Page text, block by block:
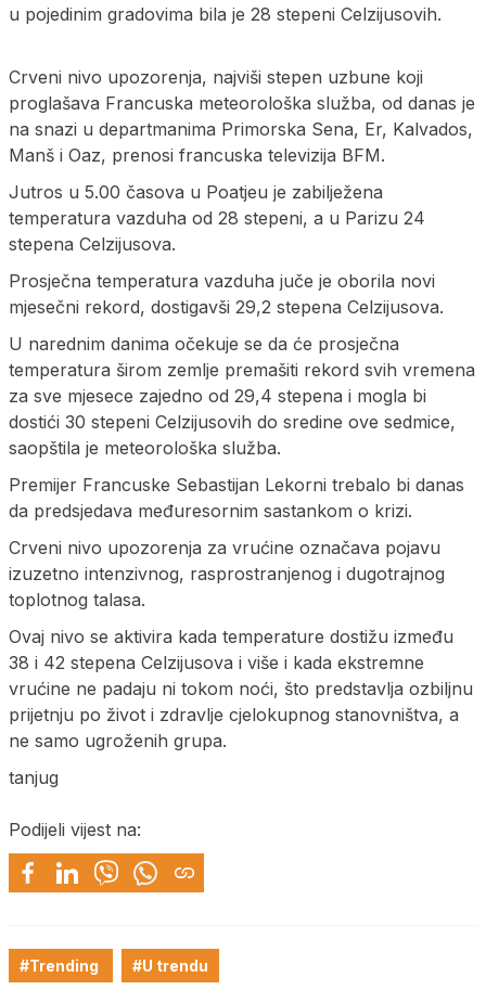
u pojedinim gradovima bila je 28 stepeni Celzijusovih.
Crveni nivo upozorenja, najviši stepen uzbune koji
proglašava Francuska meteorološka služba, od danas je
na snazi u departmanima Primorska Sena, Er, Kalvados,
Manš i Oaz, prenosi francuska televizija BFM.
Јutros u 5.00 časova u Poatjeu je zabilježena
temperatura vazduha od 28 stepeni, a u Parizu 24
stepena Celzijusova.
Prosječna temperatura vazduha juče je oborila novi
mjesečni rekord, dostigavši 29,2 stepena Celzijusova.
U narednim danima očekuje se da će prosječna
temperatura širom zemlje premašiti rekord svih vremena
za sve mjesece zajedno od 29,4 stepena i mogla bi
dostići 30 stepeni Celzijusovih do sredine ove sedmice,
saopštila je meteorološka služba.
Premijer Francuske Sebastijan Lekorni trebalo bi danas
da predsjedava međuresornim sastankom o krizi.
Crveni nivo upozorenja za vrućine označava pojavu
izuzetno intenzivnog, rasprostranjenog i dugotrajnog
toplotnog talasa.
Ovaj nivo se aktivira kada temperature dostižu između
38 i 42 stepena Celzijusova i više i kada ekstremne
vrućine ne padaju ni tokom noći, što predstavlja ozbiljnu
prijetnju po život i zdravlje cjelokupnog stanovništva, a
ne samo ugroženih grupa.
tanjug
Podijeli vijest na:
#Trending #U trendu